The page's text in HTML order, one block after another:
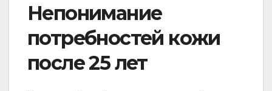
Непонимание
потребностей кожи
после 25 лет